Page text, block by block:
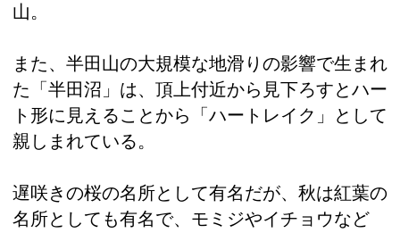
山。
また、半田山の大規模な地滑りの影響で生まれ
た「半田沼」は、頂上付近から見下ろすとハー
ト形に見えることから「ハートレイク」として
親しまれている。
遅咲きの桜の名所として有名だが、秋は紅葉の
名所としても有名で、モミジやイチョウなど